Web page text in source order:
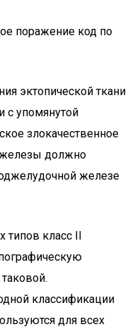
поражение код по
эктопической ткани
с упомянутой
злокачественное
железы должно
железе
типов класс II
классификации
для всех